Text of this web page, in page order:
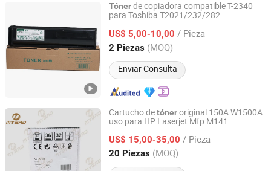
Tónerde copiadora compatible T-2340
para Toshiba T2021/232/282
US$ 5,00-10,00 / Pieza
2 Piezas (MOQ)
Enviar Consulta
Xiamen O-Atronic Computer Material Co., Ltd.
Fujian, China Desde 2010
Cartucho detóneroriginal 150A W1500A
uso para HP Laserjet Mfp M141
US$ 15,00-35,00 / Pieza
20 Piezas (MOQ)
Mybao Consumable Co., Limited
Guangdong, China Desde 2017